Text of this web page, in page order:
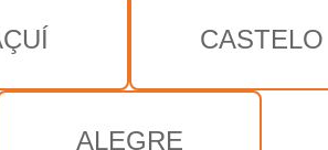
CASTELO
ALEGRE